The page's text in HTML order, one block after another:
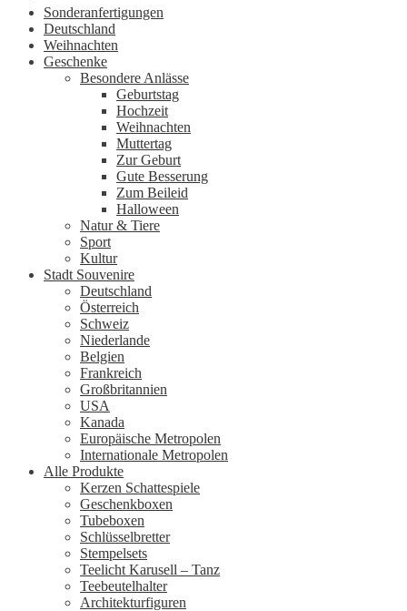
Sonderanfertigungen
Deutschland
Weihnachten
Geschenke
Besondere Anlässe
Geburtstag
Hochzeit
Weihnachten
Muttertag
Zur Geburt
Gute Besserung
Zum Beileid
Halloween
Natur & Tiere
Sport
Kultur
Stadt Souvenire
Deutschland
Österreich
Schweiz
Niederlande
Belgien
Frankreich
Großbritannien
USA
Kanada
Europäische Metropolen
Internationale Metropolen
Alle Produkte
Kerzen Schattespiele
Geschenkboxen
Tubeboxen
Schlüsselbretter
Stempelsets
Teelicht Karusell – Tanz
Teebeutelhalter
Architekturfiguren